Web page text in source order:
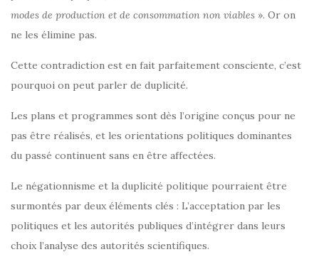
modes de production et de consommation non viables ». Or on
ne les élimine pas.
Cette contradiction est en fait parfaitement consciente, c’est
pourquoi on peut parler de duplicité.
Les plans et programmes sont dès l’origine conçus pour ne
pas être réalisés, et les orientations politiques dominantes
du passé continuent sans en être affectées.
Le négationnisme et la duplicité politique pourraient être
surmontés par deux éléments clés : L’acceptation par les
politiques et les autorités publiques d’intégrer dans leurs
choix l’analyse des autorités scientifiques.